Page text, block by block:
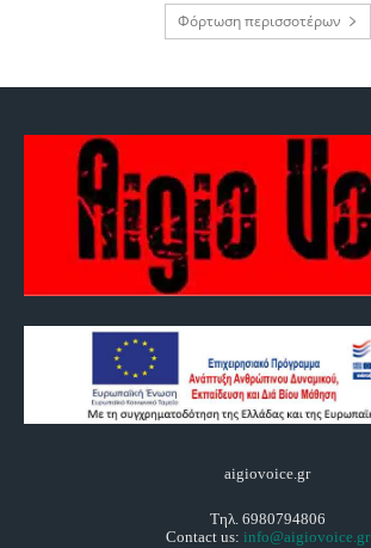
Φόρτωση περισσοτέρων
aigiovoice.gr
Τηλ. 6980794806
Contact us: info@aigiovoice.gr